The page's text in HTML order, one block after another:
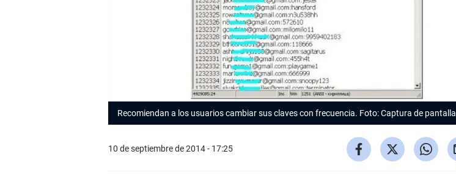
Recomiendan a los usuarios cambiar sus claves con frecuencia. Foto: Captura de pantalla
10 de septiembre de 2014 - 17:25